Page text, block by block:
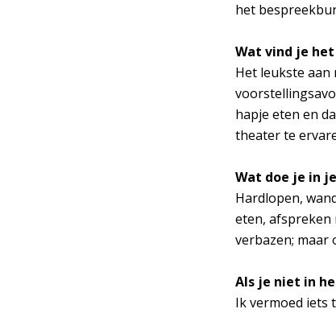
het
Wat vind je
Het leukste aan
hapje eten en
theater te
Wat doe je in
Hardlopen,
eten, afspreken
verbazen; maar
Als je niet in
Ik vermoed iets